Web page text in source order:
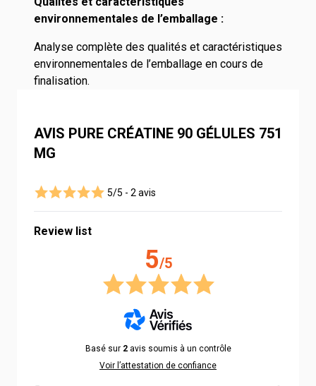
environnementales de l’emballage :
Analyse complète des qualités et caractéristiques
environnementales de l’emballage en cours de
finalisation.
AVIS PURE CRÉATINE 90 GÉLULES 751
MG
5/5 - 2 avis
Review list
5/5
Basé sur 2avis soumis à un contrôle
Voir l’attestation de confiance